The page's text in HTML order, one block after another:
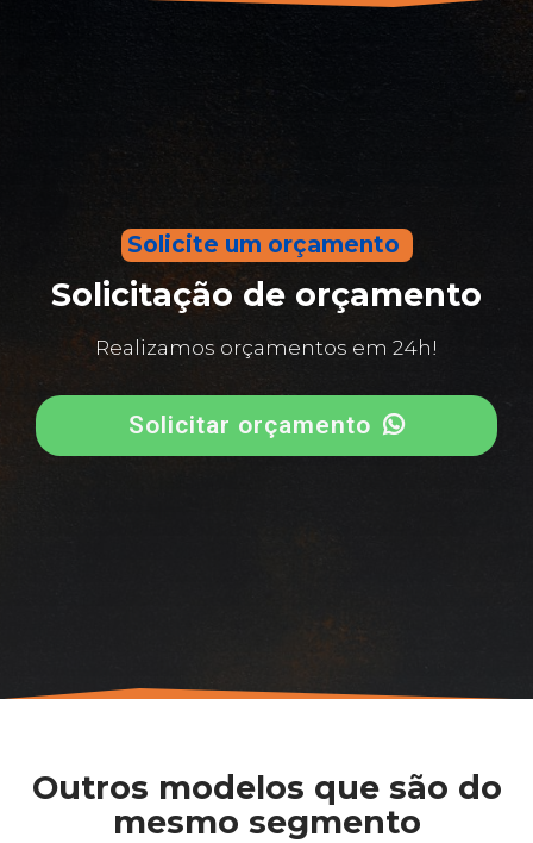
Solicite um orçamento
Solicitação de orçamento
Realizamos orçamentos em 24h!
Solicitar orçamento
Outros modelos que são do
mesmo segmento